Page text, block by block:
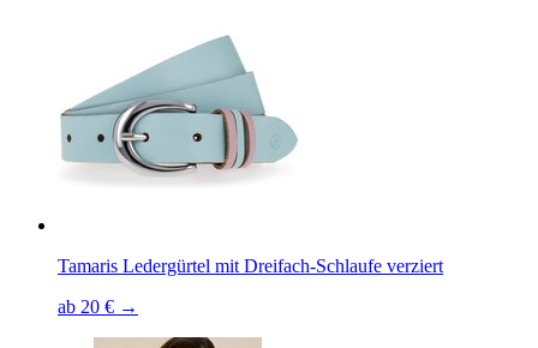
Tamaris Ledergürtel mit Dreifach-Schlaufe verziert
ab 20 € →